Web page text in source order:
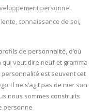
personnel
, connaissance de soi,
de personnalité, d’où
veut dire neuf et gramma
est souvent cet
Il ne s’agit pas de nier son
nous sommes construits
personne